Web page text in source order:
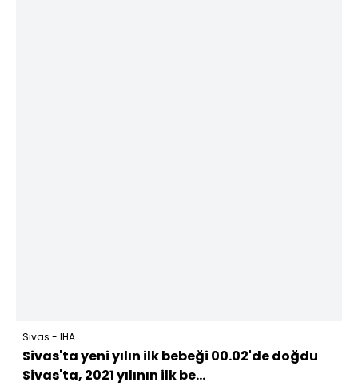
Sivas - İHA
Sivas'ta yeni yılın ilk bebeği 00.02'de doğdu
Sivas'ta, 2021 yılının ilk be...